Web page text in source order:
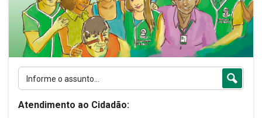
Atendimento ao Cidadão: